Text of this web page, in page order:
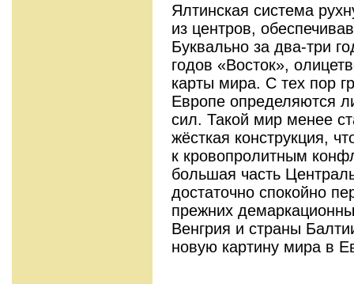
Ялтинская система
из центров,
Буквально за два-три
годов «Восток»,
карты мира. С тех пор
Европе определяются
сил. Такой мир менее
жёсткая конструкция,
к кровопролитным
большая часть
достаточно спокойно
прежних
Венгрия и страны
новую картину мира в